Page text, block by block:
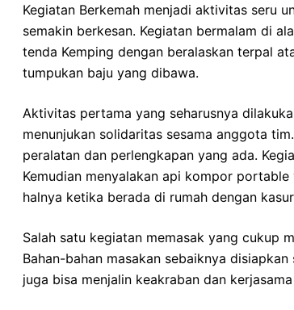
Kegiatan Berkemah menjadi aktivitas seru
semakin berkesan. Kegiatan bermalam di
tenda Kemping dengan beralaskan terpal
tumpukan baju yang dibawa.
Aktivitas pertama yang seharusnya
menunjukan solidaritas sesama anggota
peralatan dan perlengkapan yang ada.
Kemudian menyalakan api kompor
halnya ketika berada di rumah dengan
Salah satu kegiatan memasak yang cukup
Bahan-bahan masakan sebaiknya
juga bisa menjalin keakraban dan